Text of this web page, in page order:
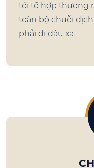
tới tổ hợp thương
toàn bộ chuỗi
phải đi đâu xa.